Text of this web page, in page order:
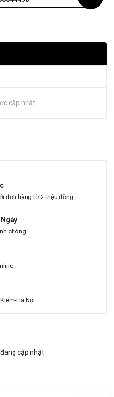
cập nhật
đơn hàng từ 2 triệu đồng.
chóng
Hà Nội.
cập nhật